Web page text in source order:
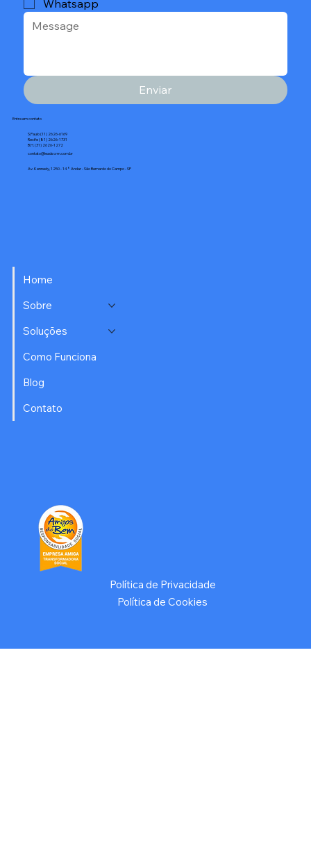
Whatsapp
Enviar
Home
Sobre
Soluções
Como Funciona
Blog
Contato
Entre em contato
S.Paulo (11) 2626-6169
Recife (81) 2626-1731
B.H. (31) 2626-1272
contato@leadscrm.com.br
Av. Kennedy, 1250 - 14° Andar - São Bernardo do Campo - SP
Política de Privacidade
Política de Cookies